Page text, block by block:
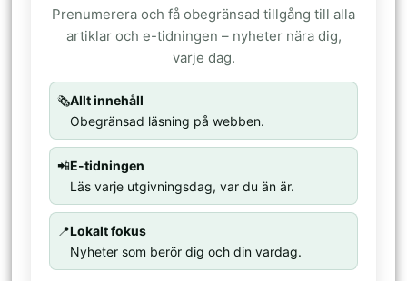
Prenumerera och få obegränsad tillgång till alla
artiklar och e-tidningen – nyheter nära dig,
varje dag.
🗞️Allt innehåll
Obegränsad läsning på webben.
📲E-tidningen
Läs varje utgivningsdag, var du än är.
📍Lokalt fokus
Nyheter som berör dig och din vardag.